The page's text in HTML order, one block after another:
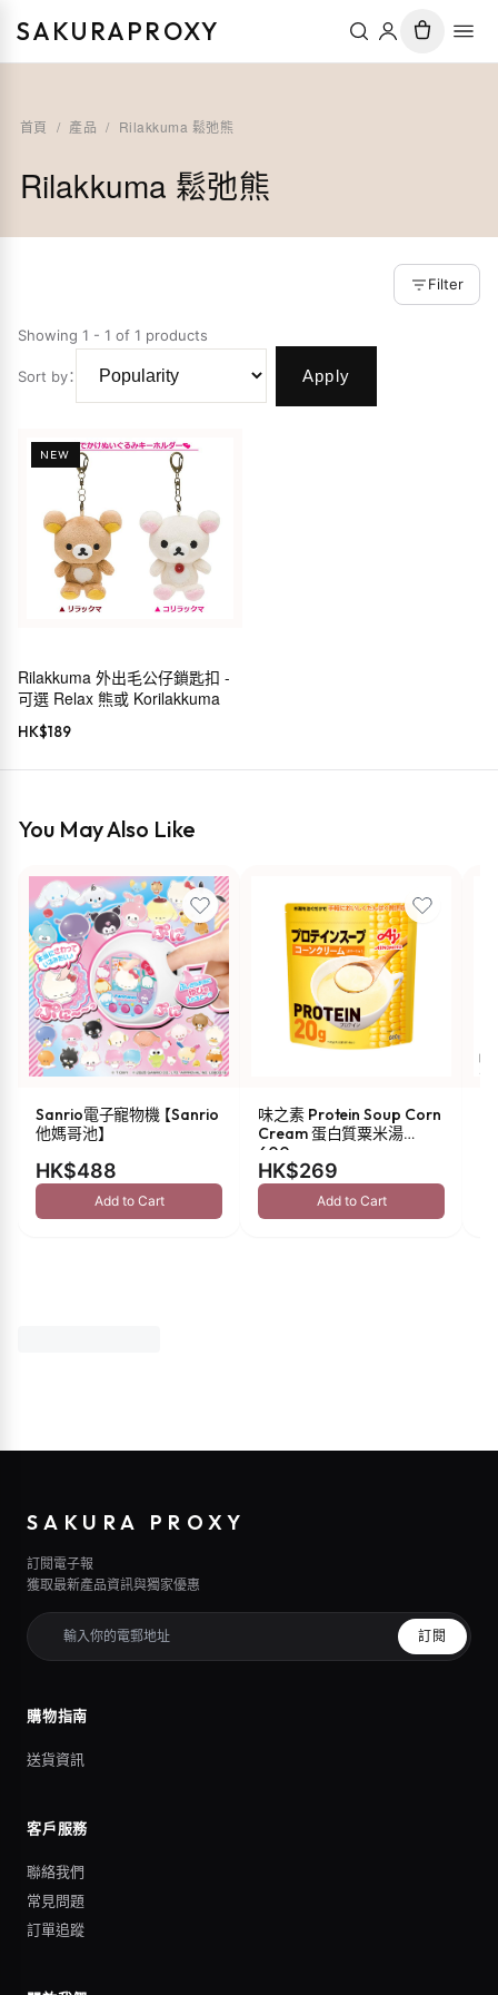
SAKURAPROXY
首頁 / 產品 / Rilakkuma 鬆弛熊
Rilakkuma 鬆弛熊
Filter
Showing 1 - 1 of 1 products
Sort by： Apply
NEW
Rilakkuma 外出毛公仔鎖匙扣 -
可選 Relax 熊或 Korilakkuma
HK$189
You May Also Like
Sanrio電子寵物機 【Sanrio
他媽哥池】
HK$488
Add to Cart
味之素 Protein Soup Corn
Cream 蛋白質粟米湯
600g
HK$269
Add to Cart
SAKURA PROXY
訂閱電子報
獲取最新產品資訊與獨家優惠
訂閱
購物指南
送貨資訊
客戶服務
聯絡我們
常見問題
訂單追蹤